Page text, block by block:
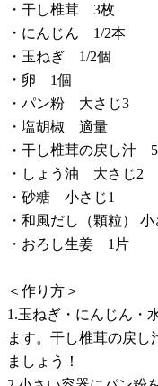
・干し椎茸 3枚
・にんじん 1/2本
・玉ねぎ 1/2個
・卵 1個
・パン粉 大さじ3
・塩胡椒 適量
・干し椎茸の戻し汁
・しょう油 大さじ2
・砂糖 小さじ1
・和風だし（顆粒） 小
・おろし生姜 1片
＜作り方＞
1.玉ねぎ・にんじん・
ます。干し椎茸の戻し
ましょう！